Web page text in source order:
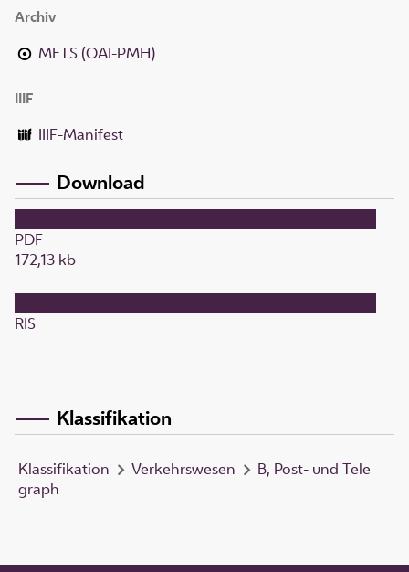
Archiv
METS (OAI-PMH)
IIIF
IIIF-Manifest
Download
PDF
172,13 kb
RIS
Klassifikation
Klassifikation Verkehrswesen
B, Post- und Tele
graph